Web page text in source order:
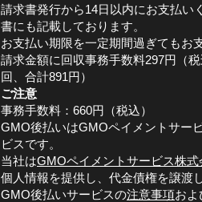
請求書発行から14日以内にお支払い
書にも記載しております。
お支払い期限を一定期間過ぎてもお
請求金額に回収事務手数料297円（
回、合計891円）
ご注意
事務手数料：660円（税込）
GMO後払いはGMOペイメントサー
ビスです。
当社はGMOペイメントサービス株式
個人情報を提供し、代金債権を譲渡
GMO後払いサービスの注意事項およ